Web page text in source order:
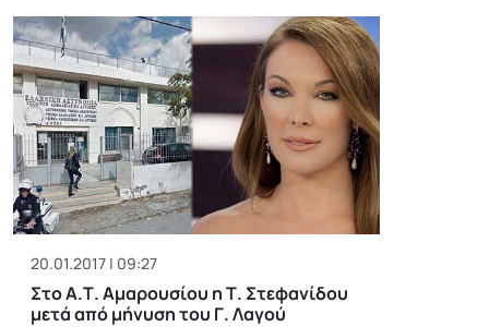
20.01.2017 | 09:27
Στο Α.Τ. Αμαρουσίου η Τ. Στεφανίδου
μετά από μήνυση του Γ. Λαγού